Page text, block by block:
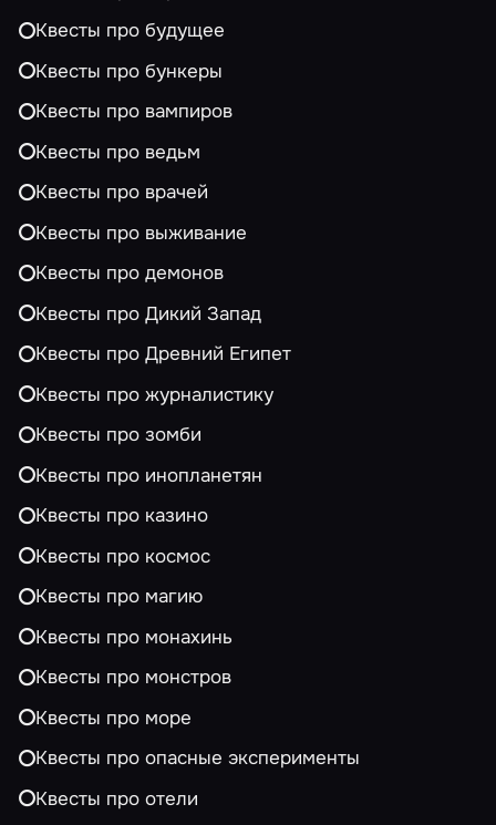
Квесты про будущее
Квесты про бункеры
Квесты про вампиров
Квесты про ведьм
Квесты про врачей
Квесты про выживание
Квесты про демонов
Квесты про Дикий Запад
Квесты про Древний Египет
Квесты про журналистику
Квесты про зомби
Квесты про инопланетян
Квесты про казино
Квесты про космос
Квесты про магию
Квесты про монахинь
Квесты про монстров
Квесты про море
Квесты про опасные эксперименты
Квесты про отели